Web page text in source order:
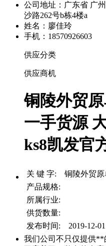
公司地址： 广东省 广
沙路262号b栋4楼a
姓名：廖佳玲
手机：18570926603
供应分类
供应商机
铜陵外贸
一手货源
ks8凯发官
关 键 字: 铜陵外贸原
产品规格:
所属行业:
供货数量:
发布时间: 2019-12-01
我们公司不只仅提供